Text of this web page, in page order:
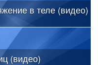
в теле (видео)
(видео)